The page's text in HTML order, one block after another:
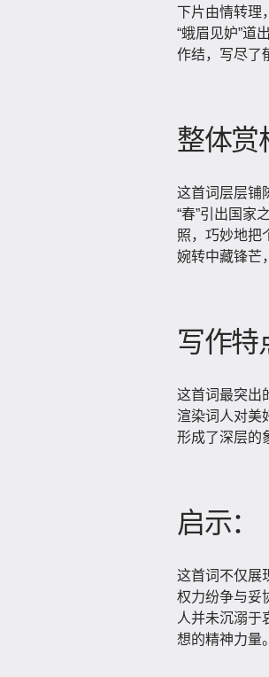
下片由情转理
“蛾眉见妒”道
作结，写尽了
整体赏
这首词层层铺
“春”引出国家
照，巧妙地把
婉转中藏锋芒
写作特
这首词最突出
渲染词人对美
形成了深层的
启示：
这首词不仅展
权力纷争与妥
人并未沉溺于
想的精神力量。